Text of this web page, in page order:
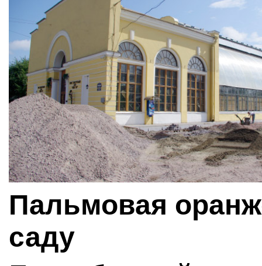
Пальмовая
саду